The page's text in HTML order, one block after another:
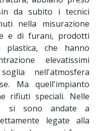
da subito i tecnici
nella misurazione
e di furani, prodotti
che hanno
elevatissimi
nell'atmosfera
Ma quell'impianto
rifiuti speciali. Nelle
si sono andate a
legate alla